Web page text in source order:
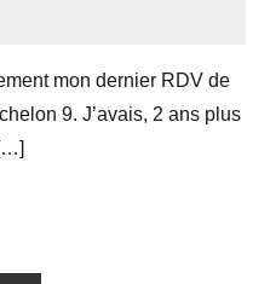
mon dernier RDV de
9. J’avais, 2 ans plus